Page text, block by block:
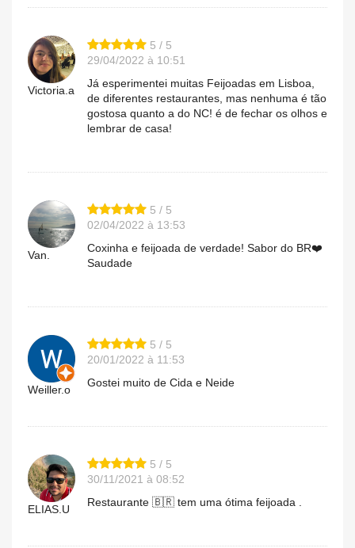
Victoria.a
5 / 5
29/04/2022 à 10:51
Já esperimentei muitas Feijoadas em Lisboa,
de diferentes restaurantes, mas nenhuma é tão
gostosa quanto a do NC! é de fechar os olhos e
lembrar de casa!
Van.
5 / 5
02/04/2022 à 13:53
Coxinha e feijoada de verdade! Sabor do BR❤️
Saudade
Weiller.o
5 / 5
20/01/2022 à 11:53
Gostei muito de Cida e Neide
ELIAS.U
5 / 5
30/11/2021 à 08:52
Restaurante 🇧🇷 tem uma ótima feijoada .